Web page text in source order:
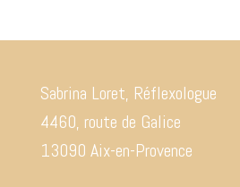
Sabrina Loret, Réflexologue
4460, route de Galice
13090 Aix-en-Provence